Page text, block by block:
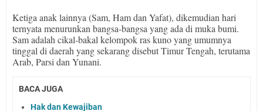
Ketiga anak lainnya (Sam, Ham dan Yafat), dikemudian hari
ternyata menurunkan bangsa-bangsa yang ada di muka bumi.
Sam adalah cikal-bakal kelompok ras kuno yang umumnya
tinggal di daerah yang sekarang disebut Timur Tengah, terutama
Arab, Parsi dan Yunani.
BACA JUGA
Hak dan Kewajiban